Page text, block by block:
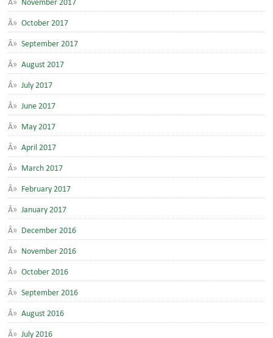
October 2017
September 2017
August 2017
July 2017
June 2017
May 2017
April 2017
March 2017
February 2017
January 2017
December 2016
November 2016
October 2016
September 2016
August 2016
July 2016